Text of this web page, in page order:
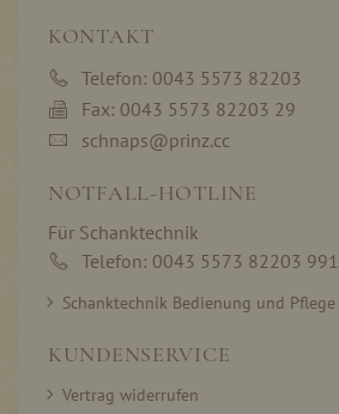
KONTAKT
Telefon: 0043 5573 82203
Fax: 0043 5573 82203 29
schnaps@prinz.cc
NOTFALL-HOTLINE
Für Schanktechnik
Telefon: 0043 5573 82203 991
Schanktechnik Bedienung und Pflege
KUNDENSERVICE
Vertrag widerrufen